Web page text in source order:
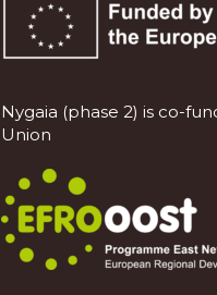
Nygaia (phase 2) is co-
Union